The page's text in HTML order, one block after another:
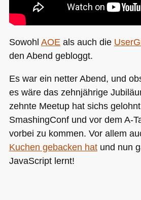
Sowohl AOE als auch die
den Abend gebloggt.
Es war ein netter Abend, und
es wäre das zehnjährige
zehnte Meetup hat sichs
SmashingConf und vor dem A-
vorbei zu kommen. Vor allem
Kuchen gebacken hatund nun
JavaScript lernt!